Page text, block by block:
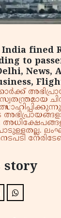
fined
to
News,
story